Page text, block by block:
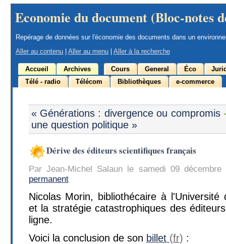
Economie du document (Bloc-notes
Repérage de données sur l'économie des documents dans un
Aller au contenu
Aller au menu Aller à la recherche
Accueil Archives Cours General Éco
Télé - radio
Télécom Bibliothèques e-commerce
« Générations : divergence ou compromis
une question politique »
Dérive des éditeurs scientifiques français
Par Jean-Michel Salaun le samedi 09
permanent
Nicolas Morin, bibliothécaire à
et la stratégie catastrophiques des
ligne.
Voici la conclusion de son billet
: